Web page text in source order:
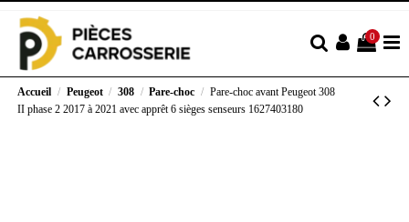
0
Accueil Peugeot 308 Pare-choc
Pare-choc avant Peugeot 308
II phase 2 2017 à 2021 avec apprêt 6 sièges senseurs 1627403180